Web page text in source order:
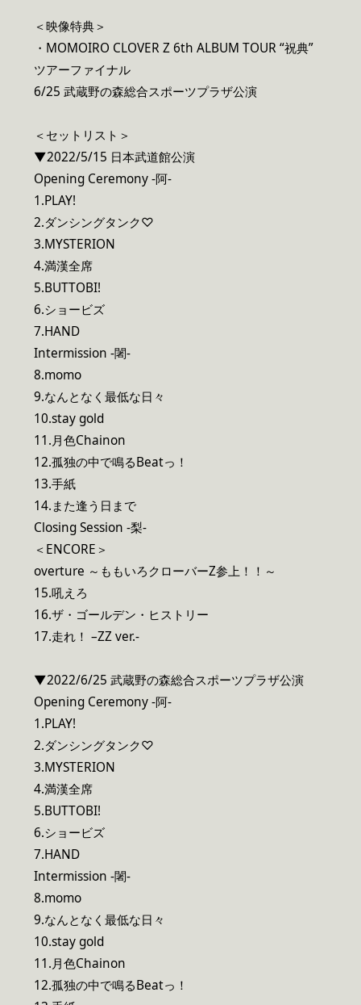
＜映像特典＞
・MOMOIRO CLOVER Z 6th ALBUM TOUR “祝典”
ツアーファイナル
6/25 武蔵野の森総合スポーツプラザ公演
＜セットリスト＞
▼2022/5/15 日本武道館公演
Opening Ceremony -阿-
1.PLAY!
2.ダンシングタンク♡
3.MYSTERION
4.満漢全席
5.BUTTOBI!
6.ショービズ
7.HAND
Intermission -闍-
8.momo
9.なんとなく最低な日々
10.stay gold
11.月色Chainon
12.孤独の中で鳴るBeatっ！
13.手紙
14.また逢う日まで
Closing Session -梨-
＜ENCORE＞
overture ～ももいろクローバーZ参上！！～
15.吼えろ
16.ザ・ゴールデン・ヒストリー
17.走れ！ –ZZ ver.-
▼2022/6/25 武蔵野の森総合スポーツプラザ公演
Opening Ceremony -阿-
1.PLAY!
2.ダンシングタンク♡
3.MYSTERION
4.満漢全席
5.BUTTOBI!
6.ショービズ
7.HAND
Intermission -闍-
8.momo
9.なんとなく最低な日々
10.stay gold
11.月色Chainon
12.孤独の中で鳴るBeatっ！